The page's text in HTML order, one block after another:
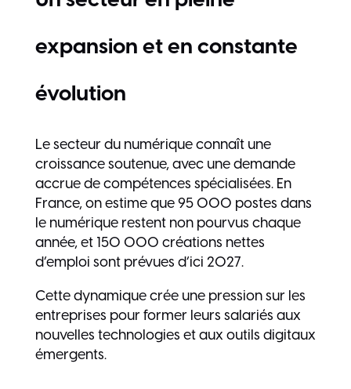
expansion et en constante
évolution
Le secteur du numérique connaît une
croissance soutenue, avec une demande
accrue de compétences spécialisées. En
France, on estime que 95 000 postes dans
le numérique restent non pourvus chaque
année, et 150 000 créations nettes
d’emploi sont prévues d’ici 2027.
Cette dynamique crée une pression sur les
entreprises pour former leurs salariés aux
nouvelles technologies et aux outils digitaux
émergents.